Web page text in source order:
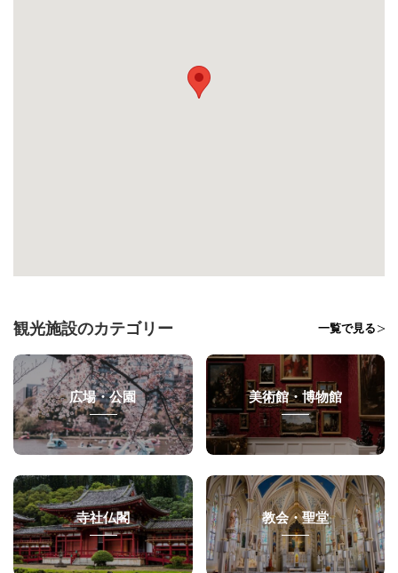
観光施設のカテゴリー 一覧で見る
広場・公園 美術館・博物館
寺社仏閣 教会・聖堂